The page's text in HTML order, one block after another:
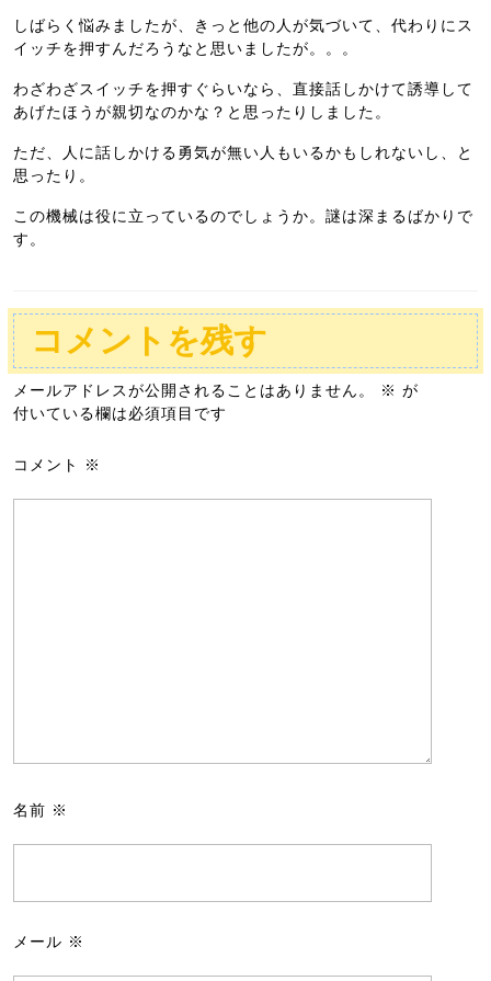
しばらく悩みましたが、きっと他の人が気づいて、代わりにス
イッチを押すんだろうなと思いましたが。。。
わざわざスイッチを押すぐらいなら、直接話しかけて誘導して
あげたほうが親切なのかな？と思ったりしました。
ただ、人に話しかける勇気が無い人もいるかもしれないし、と
思ったり。
この機械は役に立っているのでしょうか。謎は深まるばかりで
す。
コメントを残す
メールアドレスが公開されることはありません。 ※ が
付いている欄は必須項目です
コメント ※
名前 ※
メール ※